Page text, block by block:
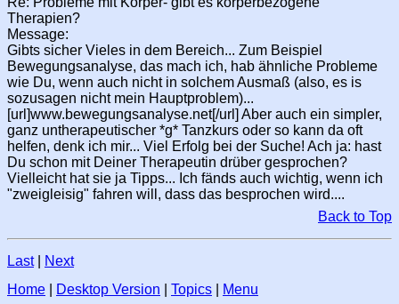
Therapien?
Message:
Gibts sicher Vieles in dem Bereich... Zum Beispiel
Bewegungsanalyse, das mach ich, hab ähnliche Probleme
wie Du, wenn auch nicht in solchem Ausmaß (also, es is
sozusagen nicht mein Hauptproblem)...
[url]www.bewegungsanalyse.net[/url] Aber auch ein simpler,
ganz untherapeutischer *g* Tanzkurs oder so kann da oft
helfen, denk ich mir... Viel Erfolg bei der Suche! Ach ja: hast
Du schon mit Deiner Therapeutin drüber gesprochen?
Vielleicht hat sie ja Tipps... Ich fänds auch wichtig, wenn ich
"zweigleisig" fahren will, dass das besprochen wird....
Back to Top
Last|
Next
Home
Desktop Version Topics Menu